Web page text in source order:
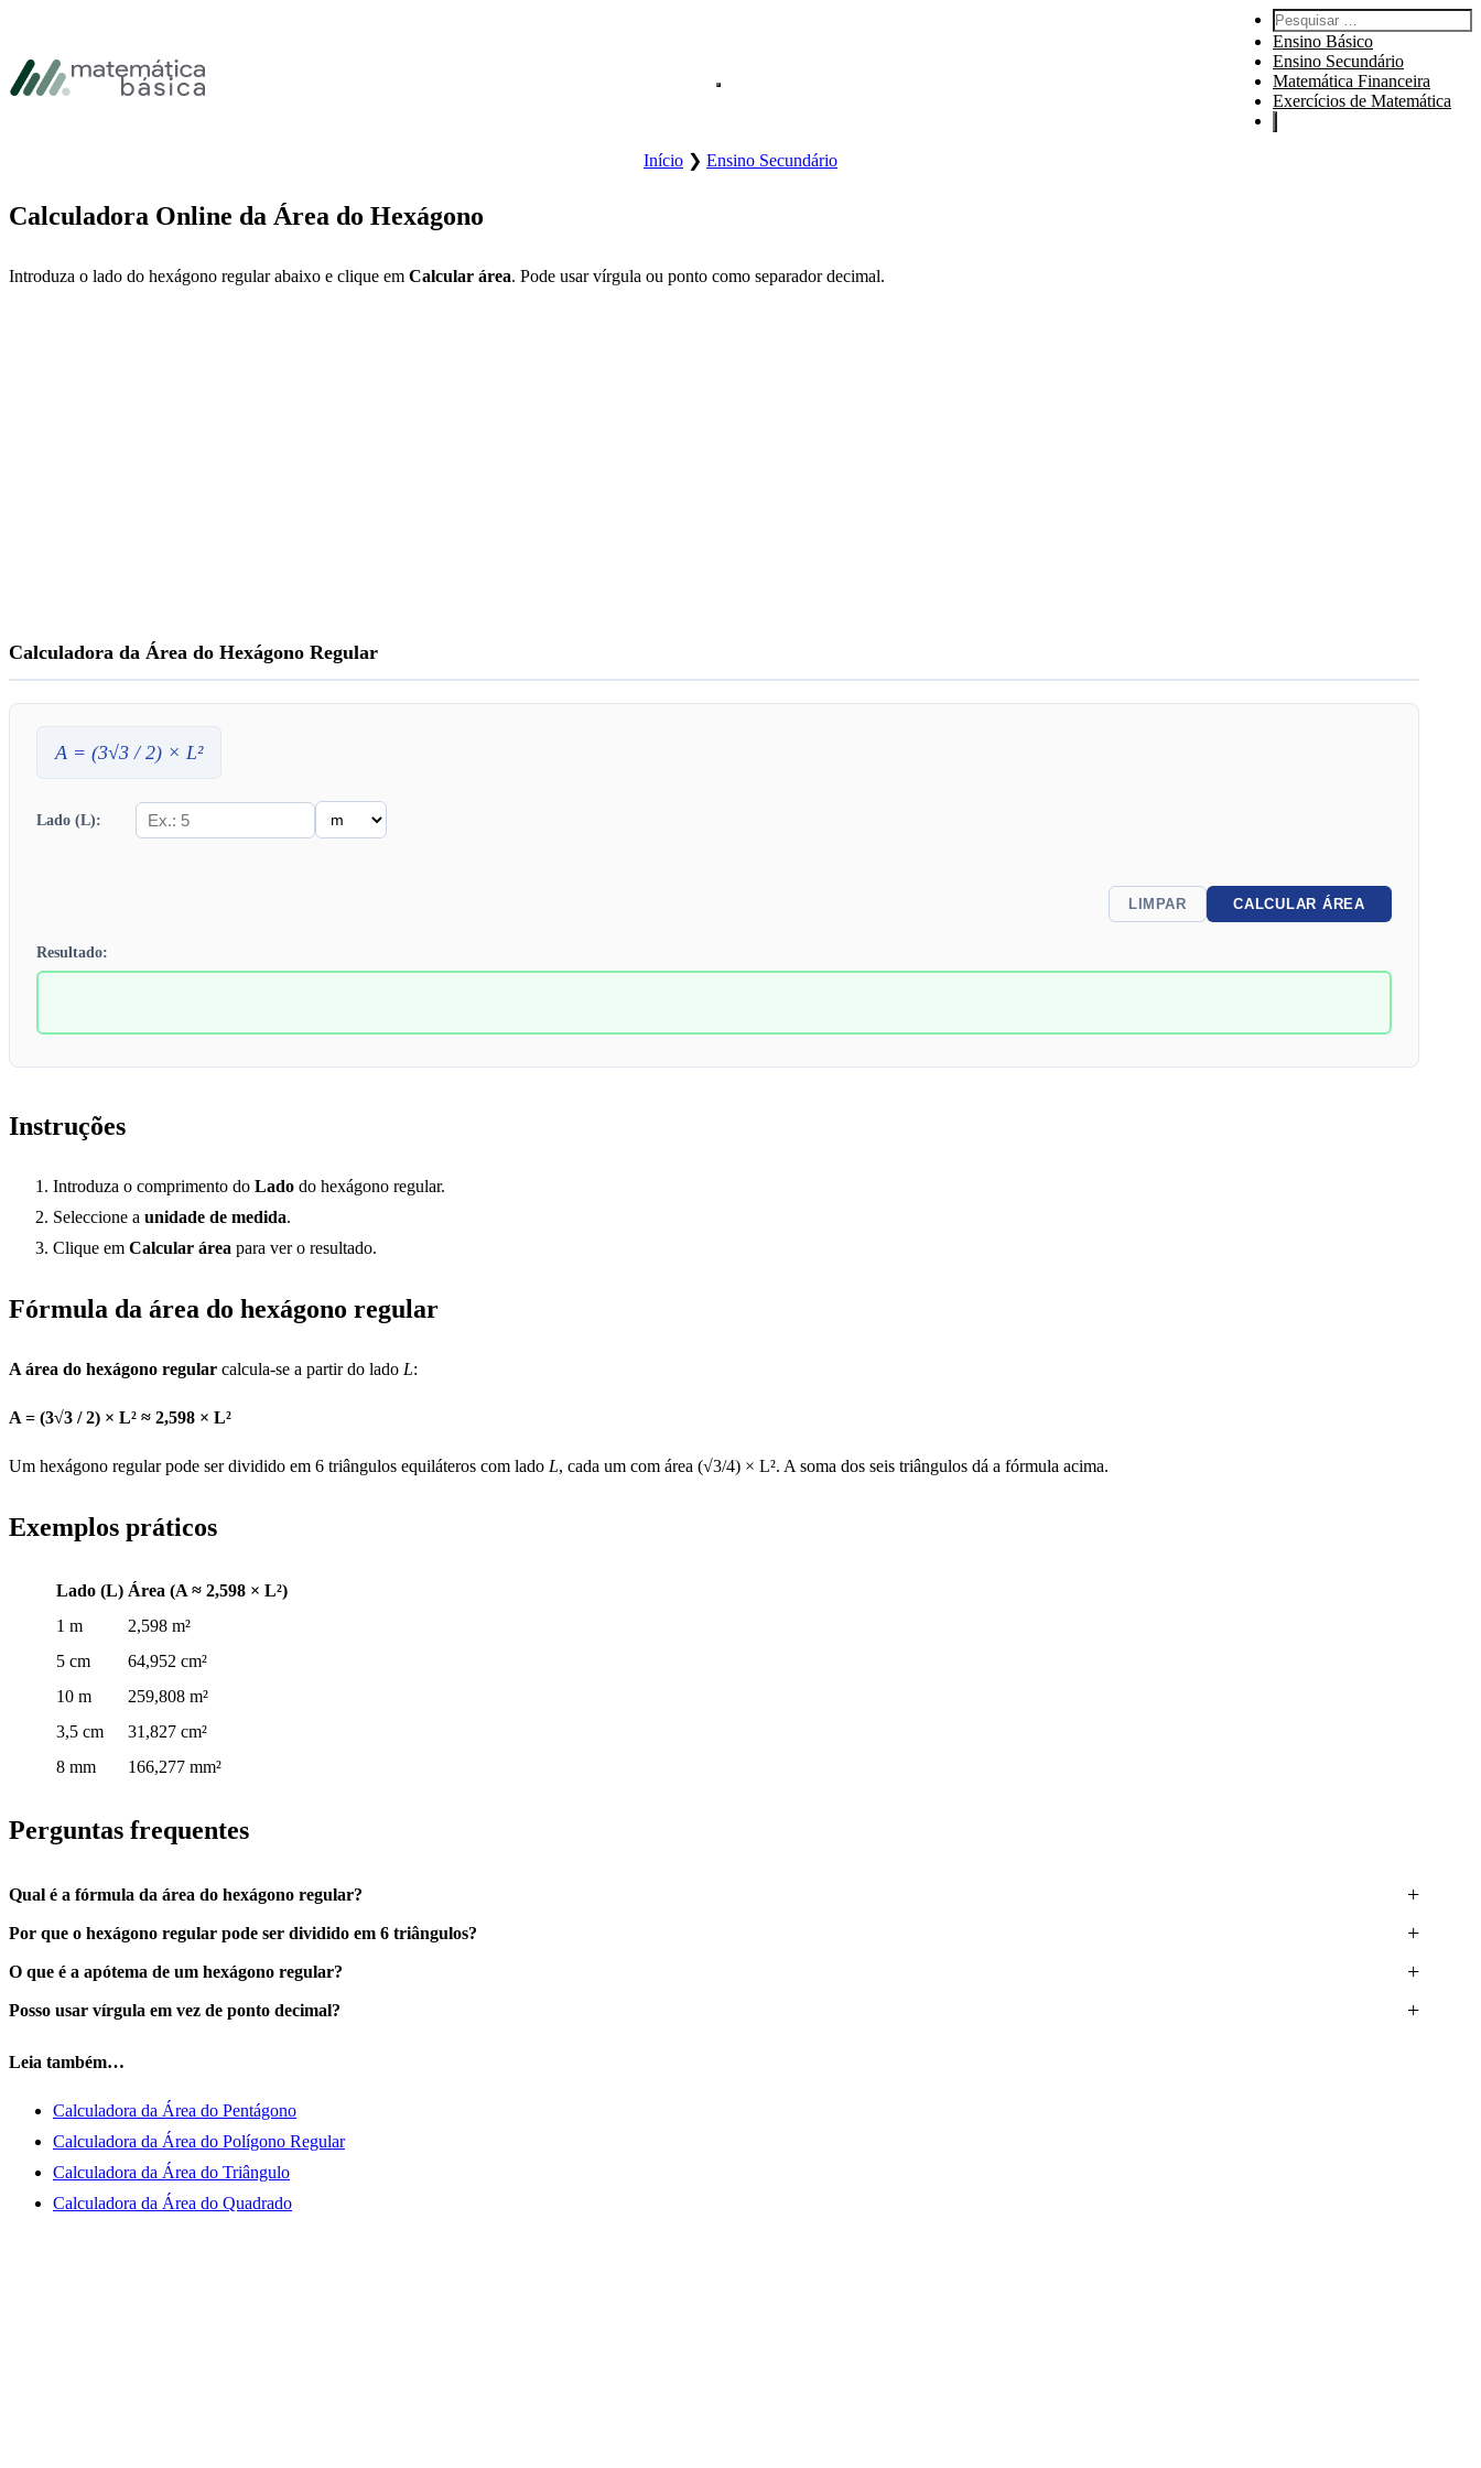
Ir para o rodapé
Pesquisar:
Ensino Básico
Ensino Secundário
Matemática Financeira
Exercícios de Matemática
Início ❯ Ensino Secundário
Calculadora Online da Área do Hexágono
Introduza o lado do hexágono regular abaixo e clique em Calcular área. Pode usar vírgula ou ponto como separador decimal.
Calculadora da Área do Hexágono Regular
A = (3√3 / 2) × L²
Lado (L):
LIMPAR CALCULAR ÁREA
Resultado:
Instruções
Introduza o comprimento do Lado do hexágono regular.
Seleccione a unidade de medida.
Clique em Calcular área para ver o resultado.
Fórmula da área do hexágono regular
A área do hexágono regular calcula-se a partir do lado L:
A = (3√3 / 2) × L² ≈ 2,598 × L²
Um hexágono regular pode ser dividido em 6 triângulos equiláteros com lado L, cada um com área (√3/4) × L². A soma dos seis triângulos dá a fórmula acima.
Exemplos práticos
Lado (L) Área (A ≈ 2,598 × L²)
1 m
2,598 m²
5 cm
64,952 cm²
10 m
259,808 m²
3,5 cm
31,827 cm²
8 mm
166,277 mm²
Perguntas frequentes
Qual é a fórmula da área do hexágono regular?
Por que o hexágono regular pode ser dividido em 6 triângulos?
O que é a apótema de um hexágono regular?
Posso usar vírgula em vez de ponto decimal?
Leia também…
Calculadora da Área do Pentágono
Calculadora da Área do Polígono Regular
Calculadora da Área do Triângulo
Calculadora da Área do Quadrado